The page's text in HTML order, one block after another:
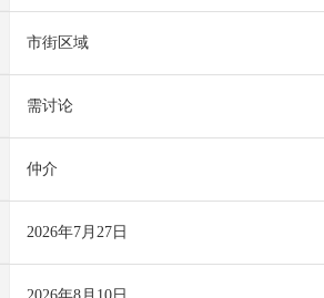
市街区域
需讨论
仲介
2026年7月27日